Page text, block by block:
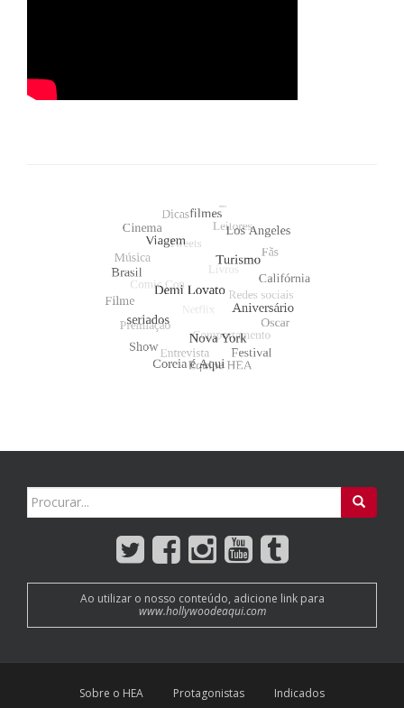
Search
Ao utilizar o nosso conteúdo, adicione link para
www.hollywoodeaqui.com
Sobre o HEA Protagonistas Indicados